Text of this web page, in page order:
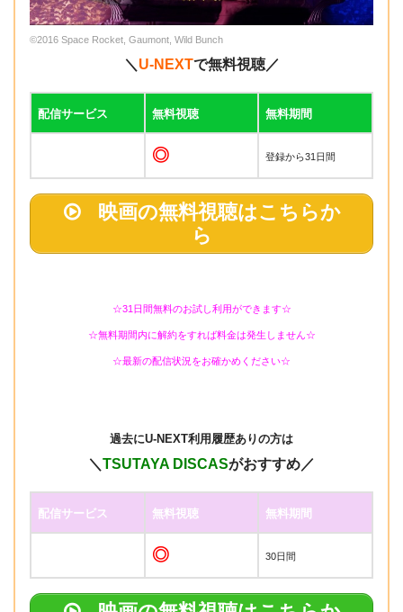
©2016 Space Rocket, Gaumont, Wild Bunch
＼ U-NEXTで無料視聴／
配信サービス 無料視聴 無料期間
◎ 登録から31日間
映画の無料視聴はこちらか
ら
☆31日間無料のお試し利用ができます☆
☆無料期間内に解約をすれば料金は発生しません☆
☆最新の配信状況をお確かめください☆
過去にU-NEXT利用履歴ありの方は
＼TSUTAYA DISCASがおすすめ／
配信サービス 無料視聴 無料期間
◎ 30日間